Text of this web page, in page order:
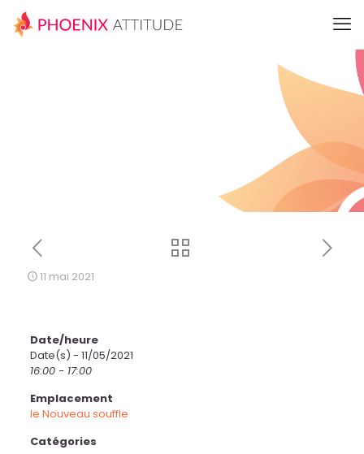
11 mai 2021
Date/heure
Date(s) - 11/05/2021
16:00 - 17:00
Emplacement
le Nouveau souffle
Catégories